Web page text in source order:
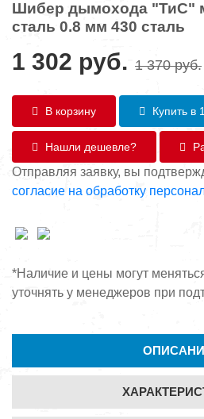
Шибер дымохода "ТиС"
сталь 0.8 мм 430 сталь
1 302 руб. 1 370 руб.
В корзину Купить в
Нашли дешевле?
Отправляя заявку, вы
согласие на обработку
*Наличие и цены могут
уточнять у менеджеров при